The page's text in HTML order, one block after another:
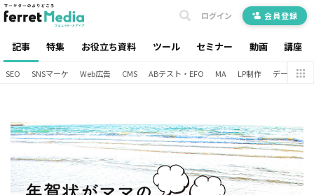
記事 特集 お役立ち資料 ツール セミナー 動画 講座
ログイン 会員登録
SEO SNSマーケ Web広告 CMS ABテスト・EFO MA LP制作 データ分析